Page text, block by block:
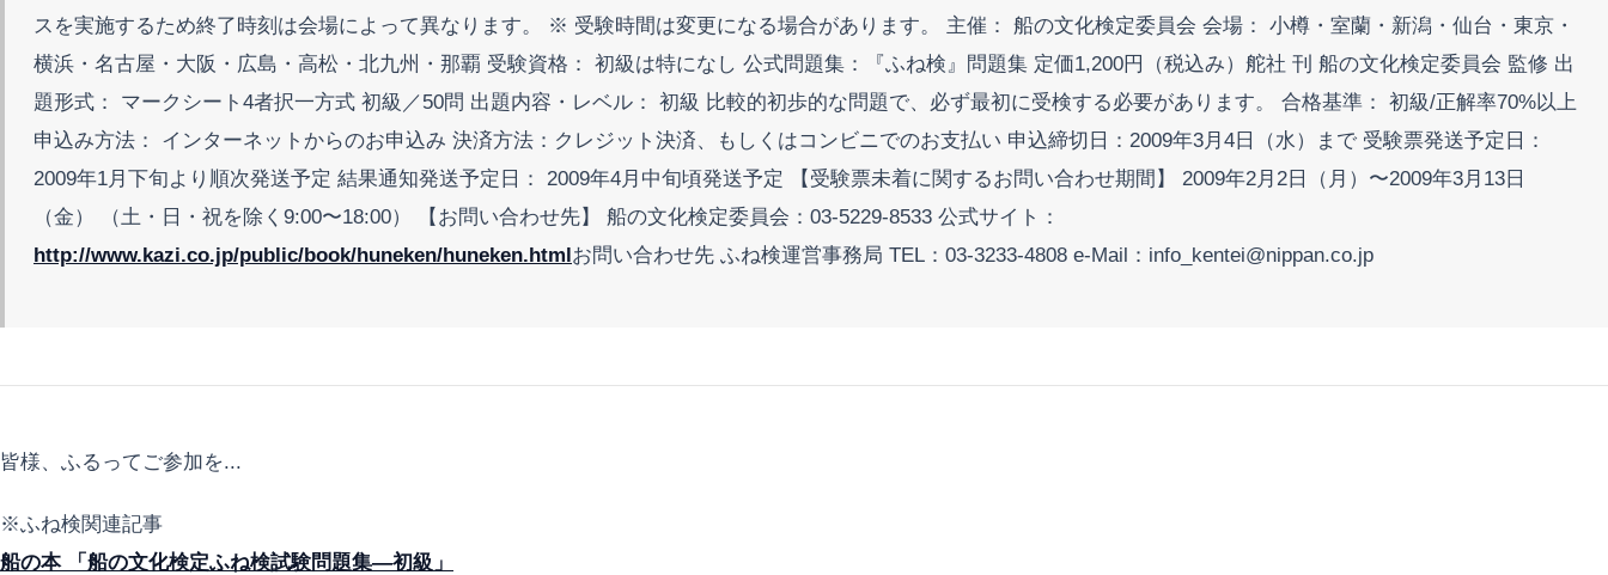
スを実施するため終了時刻は会場によって異なります。 ※ 受験時間は変更になる場合があります。 主催： 船の文化検定委員会 会場： 小樽・室蘭・新潟・仙台・東京・
横浜・名古屋・大阪・広島・高松・北九州・那覇 受験資格： 初級は特になし 公式問題集：『ふね検』問題集 定価1,200円（税込み）舵社 刊 船の文化検定委員会 監修 出
題形式： マークシート4者択一方式 初級／50問 出題内容・レベル： 初級 比較的初歩的な問題で、必ず最初に受検する必要があります。 合格基準： 初級/正解率70%以上
申込み方法： インターネットからのお申込み 決済方法：クレジット決済、もしくはコンビニでのお支払い 申込締切日：2009年3月4日（水）まで 受験票発送予定日：
2009年1月下旬より順次発送予定 結果通知発送予定日： 2009年4月中旬頃発送予定 【受験票未着に関するお問い合わせ期間】 2009年2月2日（月）〜2009年3月13日
（金） （土・日・祝を除く9:00〜18:00） 【お問い合わせ先】 船の文化検定委員会：03-5229-8533 公式サイト：
http://www.kazi.co.jp/public/book/huneken/huneken.htmlお問い合わせ先 ふね検運営事務局 TEL：03-3233-4808 e-Mail：info_kentei@nippan.co.jp
皆様、ふるってご参加を...
※ふね検関連記事
船の本 「船の文化検定ふね検試験問題集—初級」